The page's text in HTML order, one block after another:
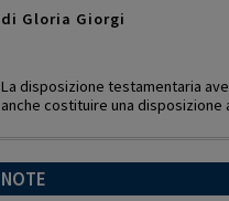
di Gloria Giorgi
La disposizione testamentaria
anche costituire una disposizione
NOTE